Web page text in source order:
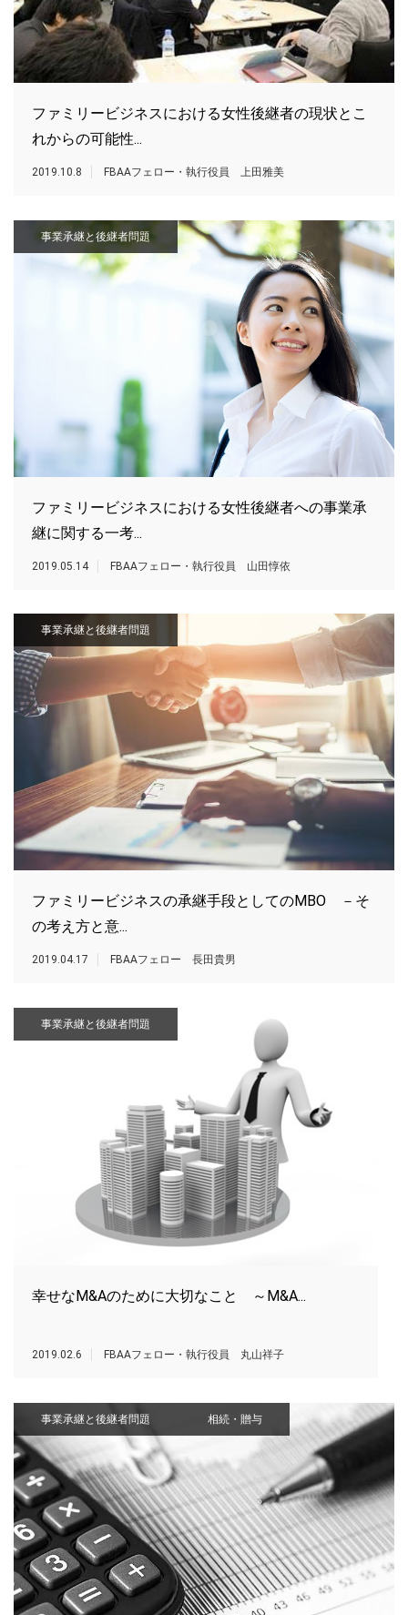
ファミリービジネスにおける女性後継者の現状とこ
れからの可能性...
2019.10.8 FBAAフェロー・執行役員 上田雅美
事業承継と後継者問題
ファミリービジネスにおける女性後継者への事業承
継に関する一考...
2019.05.14 FBAAフェロー・執行役員 山田惇依
事業承継と後継者問題
ファミリービジネスの承継手段としてのMBO －そ
の考え方と意...
2019.04.17 FBAAフェロー 長田貴男
事業承継と後継者問題
幸せなM&Aのために大切なこと ～M&A...
2019.02.6 FBAAフェロー・執行役員 丸山祥子
事業承継と後継者問題 相続・贈与